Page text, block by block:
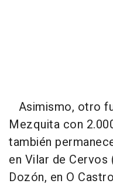
Asimismo, otro
Mezquita con
también
en Vilar de
Dozón, en O